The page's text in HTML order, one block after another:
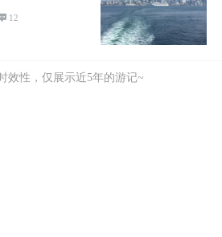
 12
效性，仅展示近5年的游记~